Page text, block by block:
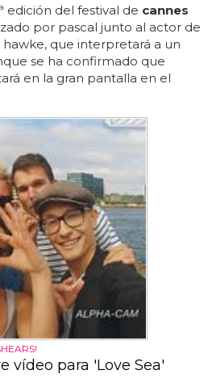
edición del festival de cannes
por pascal junto al actor de
que interpretará a un
se ha confirmado que
en la gran pantalla en el
vídeo para 'Love Sea'